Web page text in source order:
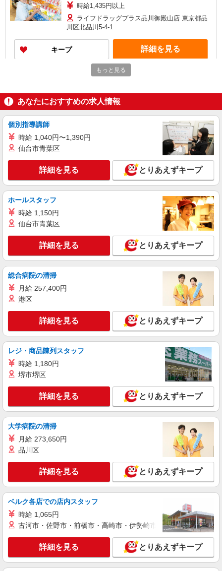
時給1,435円以上
ライフドラッグプラス品川御殿山店 東京都品
川区北品川5-4-1
キープ 詳細を見る
青果
時給1,350円以上 日曜祝日 時給1,450円以上 17
時以降 時給1,450円以上
ライフ大井町トラックス店 東京都品川区広町
二丁目1番3号
詳細を見る
パート
ライフ東五反田店（店舗コード612）
ライフ東五反田店 東京都品川区東五反田2-19-
6
キープ 詳細を見る
パート
ライフ大崎ニューシティ店（店舗コード878）
時給1,235円以上
ライフ大崎ニューシティ店 東京都品川区大崎
1-6-45号館
詳細を見る
パート
ライフドラッグプラス品川御殿山店（店舗コード618）
惣菜
時給1,235円以上
ライフドラッグプラス品川御殿山店 東京都品
川区北品川5-4-1
詳細を見る
ライフ大井町トラックス店（店舗コード683）
ベーカリー
時以降 時給1,400円以上 20時以降 時給1,500円以
ライフ大井町トラックス店 東京都品川区広町
二丁目1番3号
キープ 詳細を見る
もっと見る
あなたにおすすめの求人情報
個別指導講師
時給 1,040円〜1,390円
仙台市青葉区
詳細を見る とりあえずキープ
ホールスタッフ
時給 1,150円
仙台市青葉区
詳細を見る とりあえずキープ
総合病院の清掃
月給 257,400円
港区
詳細を見る とりあえずキープ
レジ・商品陳列スタッフ
時給 1,180円
堺市堺区
詳細を見る とりあえずキープ
大学病院の清掃
月給 273,650円
品川区
詳細を見る とりあえずキープ
ベルク各店での店内スタッフ
時給 1,065円
古河市・佐野市・前橋市・高崎市・伊勢崎市・太田市・館林市
詳細を見る とりあえずキープ